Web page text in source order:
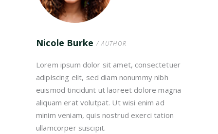
Nicole Burke/ AUTHOR
Lorem ipsum dolor sit amet, consectetuer
adipiscing elit, sed diam nonummy nibh
euismod tincidunt ut laoreet dolore magna
aliquam erat volutpat. Ut wisi enim ad
minim veniam, quis nostrud exerci tation
ullamcorper suscipit.